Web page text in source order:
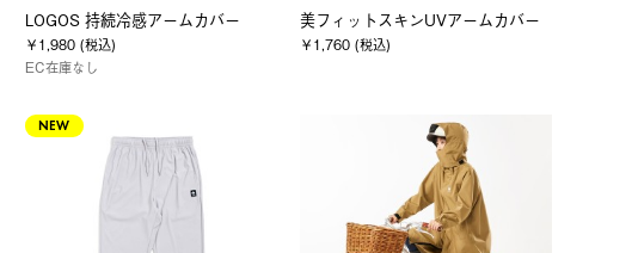
LOGOS 持続冷感アームカバー
￥1,980 (税込)
EC在庫なし
美フィットスキンUVアームカバー
￥1,760 (税込)
NEW